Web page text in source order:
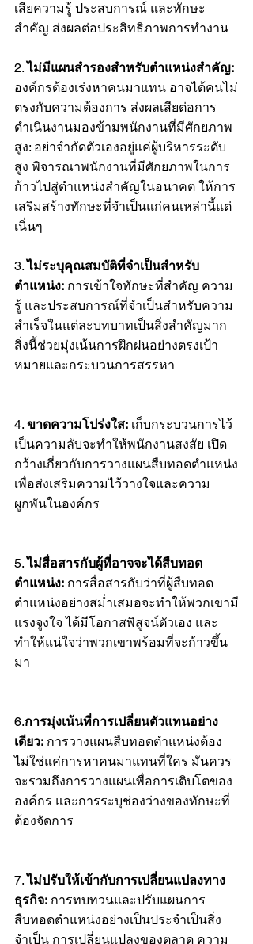
เสียความรู้ ประสบการณ์ และทักษะ
สำคัญ ส่งผลต่อประสิทธิภาพการทำงาน
2. ไม่มีแผนสำรองสำหรับตำแหน่งสำคัญ:
องค์กรต้องเร่งหาคนมาแทน อาจได้คนไม่
ตรงกับความต้องการ ส่งผลเสียต่อการ
ดำเนินงานมองข้ามพนักงานที่มีศักยภาพ
สูง: อย่าจำกัดตัวเองอยู่แค่ผู้บริหารระดับ
สูง พิจารณาพนักงานที่มีศักยภาพในการ
ก้าวไปสู่ตำแหน่งสำคัญในอนาคต ให้การ
เสริมสร้างทักษะที่จำเป็นแก่คนเหล่านี้แต่
เนิ่นๆ
3. ไม่ระบุคุณสมบัติที่จำเป็นสำหรับ
ตำแหน่ง: การเข้าใจทักษะที่สำคัญ ความ
รู้ และประสบการณ์ที่จำเป็นสำหรับความ
สำเร็จในแต่ละบทบาทเป็นสิ่งสำคัญมาก
สิ่งนี้ช่วยมุ่งเน้นการฝึกฝนอย่างตรงเป้า
หมายและกระบวนการสรรหา
4. ขาดความโปร่งใส: เก็บกระบวนการไว้
เป็นความลับจะทำให้พนักงานสงสัย เปิด
กว้างเกี่ยวกับการวางแผนสืบทอดตำแหน่ง
เพื่อส่งเสริมความไว้วางใจและความ
ผูกพันในองค์กร
5. ไม่สื่อสารกับผู้ที่อาจจะได้สืบทอด
ตำแหน่ง: การสื่อสารกับว่าที่ผู้สืบทอด
ตำแหน่งอย่างสม่ำเสมอจะทำให้พวกเขามี
แรงจูงใจ ได้มีโอกาสพิสูจน์ตัวเอง และ
ทำให้แน่ใจว่าพวกเขาพร้อมที่จะก้าวขึ้น
มา
6.การมุ่งเน้นที่การเปลี่ยนตัวแทนอย่าง
เดียว: การวางแผนสืบทอดตำแหน่งต้อง
ไม่ใช่แค่การหาคนมาแทนที่ใคร มันควร
จะรวมถึงการวางแผนเพื่อการเติบโตของ
องค์กร และการระบุช่องว่างของทักษะที่
ต้องจัดการ
7. ไม่ปรับให้เข้ากับการเปลี่ยนแปลงทาง
ธุรกิจ: การทบทวนและปรับแผนการ
สืบทอดตำแหน่งอย่างเป็นประจำเป็นสิ่ง
จำเป็น การเปลี่ยนแปลงของตลาด ความ